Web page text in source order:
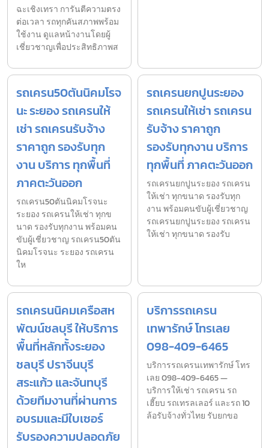
ฉะเชิงเทรา การันตีความตรง
ต่อเวลา รถทุกคันสภาพพร้อม
ใช้งาน ดูแลหน้างานโดยผู้
เชี่ยวชาญเพื่อประสิทธิภาพส
รถเครน50ตันนิคมโรจ
นะ ระยอง รถเครนให้
เช่า รถเครนรับจ้าง
ราคาถูก รองรับทุก
งาน บริการ ทุกพื้นที่
ภาคตะวันออก
รถเครน50ตันนิคมโรจนะ
ระยอง รถเครนให้เช่า ทุกข
นาด รองรับทุกงาน พร้อมคน
ขับผู้เชี่ยวชาญ รถเครน50ตัน
นิคมโรจนะ ระยอง รถเครน
ให
รถเครนยกปูนระยอง
รถเครนให้เช่า รถเครน
รับจ้าง ราคาถูก
รองรับทุกงาน บริการ
ทุกพื้นที่ ภาคตะวันออก
รถเครนยกปูนระยอง รถเครน
ให้เช่า ทุกขนาด รองรับทุก
งาน พร้อมคนขับผู้เชี่ยวชาญ
รถเครนยกปูนระยอง รถเครน
ให้เช่า ทุกขนาด รองรับ
รถเครนนิคมเครือสห
พัฒน์ชลบุรี ให้บริการ
พื้นที่หลักทั้งระยอง
ชลบุรี ปราจีนบุรี
สระแก้ว และจันทบุรี
ด้วยทีมงานที่ผ่านการ
อบรมและมีใบเซอร์
รับรองความปลอดภัย
บริการรถเครน
เทพารักษ์ โทรเลย
098-409-6465
บริการรถเครนเทพารักษ์ โทร
เลย 098-409-6465 —
บริการให้เช่า รถเครน รถ
เฮี๊ยบ รถเทรลเลอร์ และรถ 10
ล้อรับจ้างทั่วไทย รับยกขอ